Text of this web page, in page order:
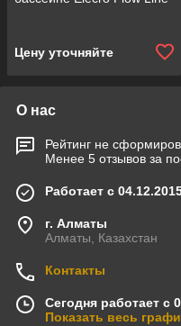
Цену уточняйте
О нас
Рейтинг не
Менее 5 отзывов за
Работает с
г. Алматы
Алматы, Казахстан
Контакты
Сегодня работает с
Показать весь